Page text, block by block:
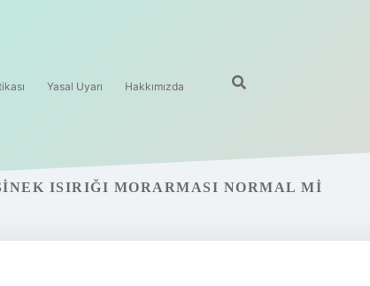
Yasal Uyarı Hakkımızda
ISIRIĞI MORARMASI NORMAL MI